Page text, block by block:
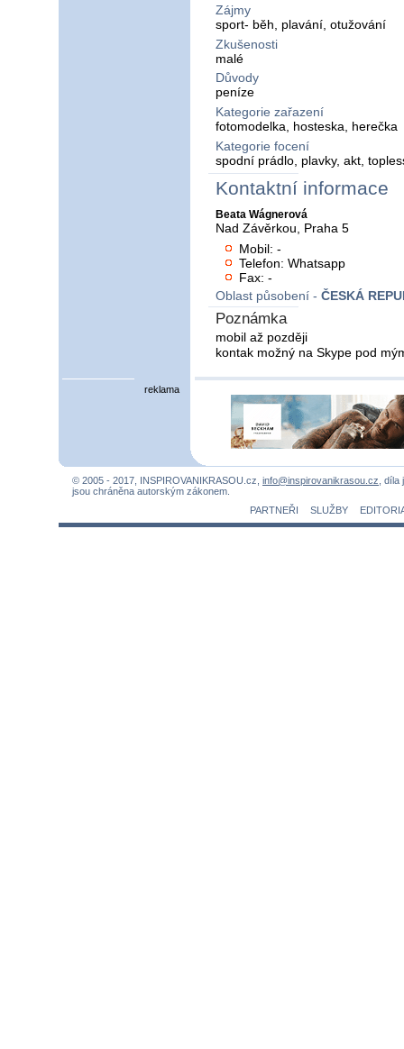
Zájmy
sport- běh, plavání, otužování
Zkušenosti
malé
Důvody
peníze
Kategorie zařazení
fotomodelka, hosteska, herečka
Kategorie focení
spodní prádlo, plavky, akt,
Kontaktní informace
Beata Wágnerová
Nad Závěrkou, Praha 5
Mobil: -
Telefon: Whatsapp
Fax: -
Oblast působení - ČESKÁ
Poznámka
mobil až později
kontak možný na Skype pod
reklama
© 2005 - 2017, INSPIROVANIKRASOU.cz, info@inspirovanikrasou.cz ,
jsou chráněna autorským zákonem.
PARTNEŘI
SLUŽBY